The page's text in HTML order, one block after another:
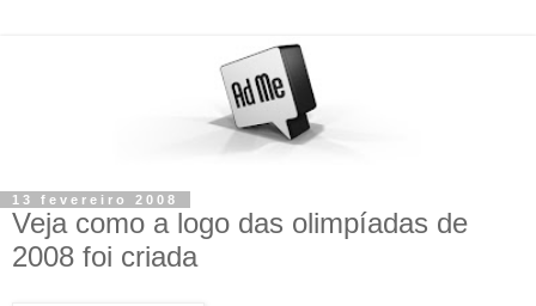
13 fevereiro 2008
Veja como a logo das olimpíadas de
2008 foi criada